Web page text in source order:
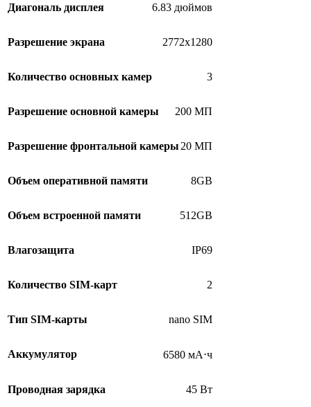
Диагональ дисплея 6.83 дюймов
Разрешение экрана 2772х1280
Количество основных камер 3
Разрешение основной камеры 200 МП
Разрешение фронтальной камеры 20 МП
Объем оперативной памяти 8GB
Объем встроенной памяти 512GB
Влагозащита IP69
Количество SIM-карт 2
Тип SIM-карты nano SIM
Аккумулятор 6580 мА⋅ч
Проводная зарядка 45 Вт